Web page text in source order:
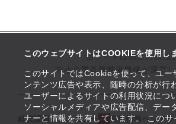
このウェブサイトはCOOKIEを使用し
このサイトではCookieを使って、ユー
ンテンツ広告や表示、随時の分析が行
ユーザーによるサイトの利用状況につ
ソーシャルメディアや広告配信、デー
ナーと情報を共有しています。 このサ
当サイトは独立行政法
中小企業基盤整備機構が運営
経営課題解決メニュー 支援情報ヘッドラ